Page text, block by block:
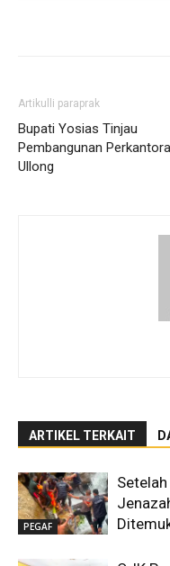
Artikulli paraprak
Bupati Yosias Tinjau
Pembangunan
Ullong
ARTIKEL TERKAIT
PEGAF